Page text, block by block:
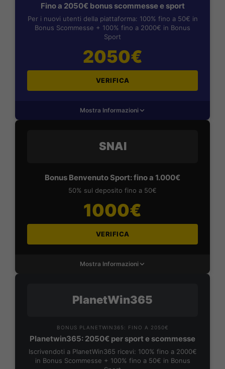
Fino a 2050€ bonus scommesse e sport
Per i nuovi utenti della piattaforma: 100% fino a 50€ in
Bonus Scommesse + 100% fino a 2000€ in Bonus
Sport
2050€
VERIFICA
Mostra Informazioni
SNAI
Bonus Benvenuto Sport: fino a 1.000€
50% sul deposito fino a 50€
1000€
VERIFICA
Mostra Informazioni
PlanetWin365
BONUS PLANETWIN365: FINO A 2050€
Planetwin365: 2050€ per sport e scommesse
Iscrivendoti a PlanetWin365 ricevi: 100% fino a 2000€
in Bonus Scommesse + 100% fino a 50€ in Bonus